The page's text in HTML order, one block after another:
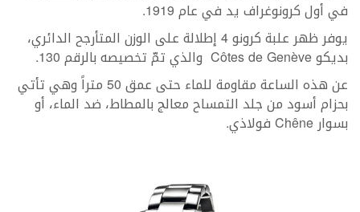
في أول كرونوغراف يد في عام 1919.
يوفر ظهر علبة كرونو 4 إطلالة على الوزن المتأرجح الدائري،
بديكو Côtes de Genève والذي تمّ تخصيصه بالرقم 130.
عن هذه الساعة مقاومة للماء حتى عمق 50 متراً وهي تأتي
بحزام أسود من جلد التمساح معالج بالمطاط، ضد الماء، أو
بسوار Chêne فولاذي.